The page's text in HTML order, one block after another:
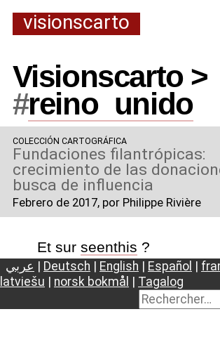
visionscarto
Visionscarto >
#reino_ unido
COLECCIÓN CARTOGRÁFICA
Fundaciones filantrópicas:
crecimiento de las
busca de influencia
Febrero de 2017, por Philippe Rivière
Et sur seenthis ?
عربي Deutsch English Español
latviešu
norsk bokmål Tagalog